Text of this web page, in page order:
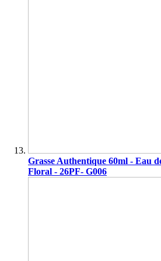
Grasse Authentique 60ml - Eau
Floral - 26PF- G006